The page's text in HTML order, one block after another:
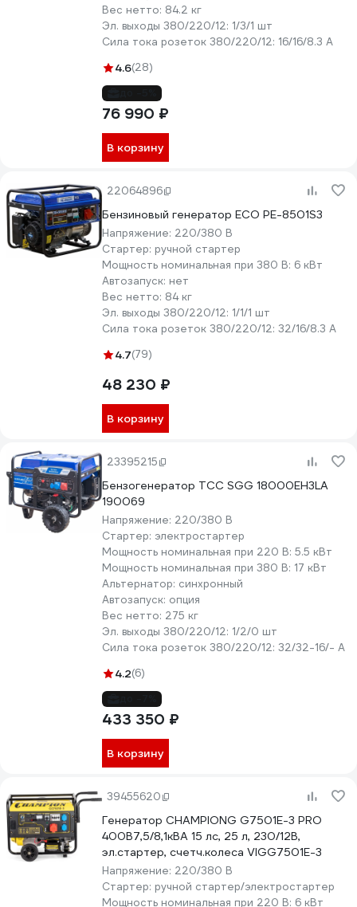
Вес нетто: 84.2 кг
Эл. выходы 380/220/12: 1/3/1 шт
Сила тока розеток 380/220/12: 16/16/8.3 А
4.6(28)
76 990 ₽
В корзину
22064896
Бензиновый генератор ECO PE-8501S3
Напряжение: 220/380 В
Стартер: ручной стартер
Мощность номинальная при 380 В: 6 кВт
Автозапуск: нет
Вес нетто: 84 кг
Эл. выходы 380/220/12: 1/1/1 шт
Сила тока розеток 380/220/12: 32/16/8.3 А
4.7(79)
48 230 ₽
В корзину
23395215
Бензогенератор ТСС SGG 18000EH3LA
190069
Напряжение: 220/380 В
Стартер: электростартер
Мощность номинальная при 220 В: 5.5 кВт
Мощность номинальная при 380 В: 17 кВт
Альтернатор: синхронный
Автозапуск: опция
Вес нетто: 275 кг
Эл. выходы 380/220/12: 1/2/0 шт
Сила тока розеток 380/220/12: 32/32-16/- А
4.2(6)
433 350 ₽
В корзину
39455620
Генератор CHAMPIONG G7501E-3 PRO
400В7,5/8,1кВА 15 лс, 25 л, 230/12В,
эл.стартер, счетч.колеса VIGG7501E-3
Напряжение: 220/380 В
Стартер: ручной стартер/электростартер
Мощность номинальная при 220 В: 6 кВт